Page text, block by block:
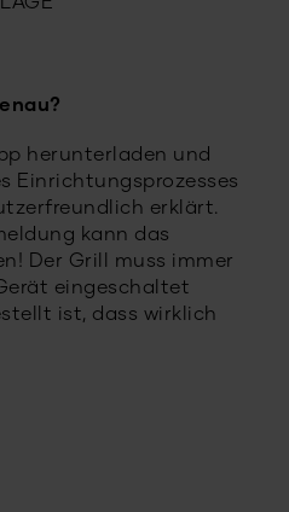
herunterladen und
Einrichtungsprozesses
erklärt.
kann das
Der Grill muss immer
eingeschaltet
ist, dass wirklich